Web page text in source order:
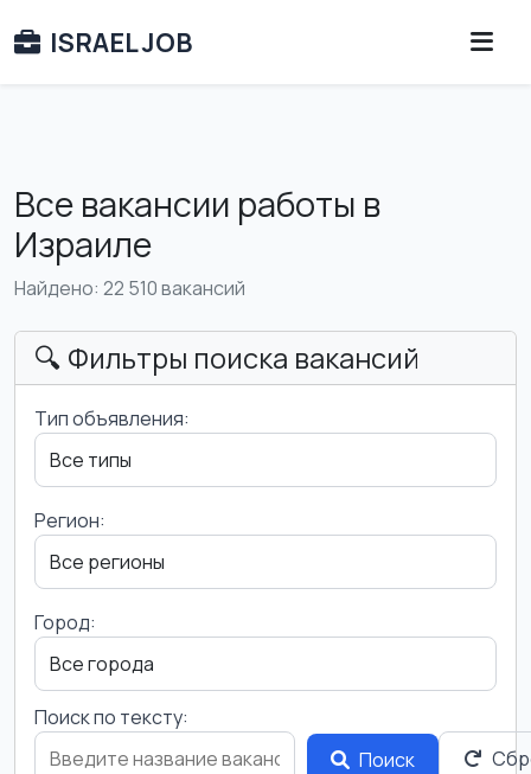
ISRAEL JOB
Все вакансии работы в
Израиле
Найдено: 22 510 вакансий
🔍 Фильтры поиска вакансий
Тип объявления:
Регион:
Город:
Поиск по тексту:
Поиск